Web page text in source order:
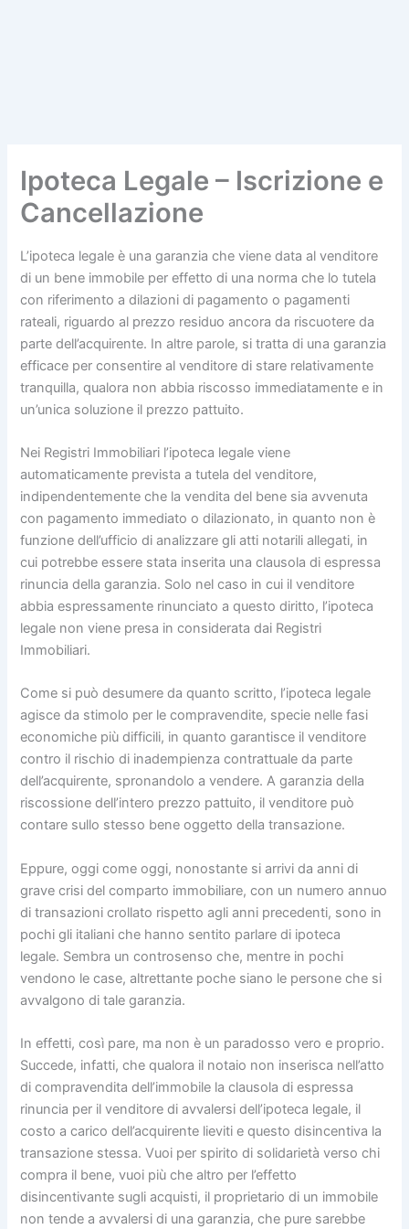
Ipoteca Legale – Iscrizione e
Cancellazione
L’ipoteca legale è una garanzia che viene data al venditore
di un bene immobile per effetto di una norma che lo tutela
con riferimento a dilazioni di pagamento o pagamenti
rateali, riguardo al prezzo residuo ancora da riscuotere da
parte dell’acquirente. In altre parole, si tratta di una garanzia
efficace per consentire al venditore di stare relativamente
tranquilla, qualora non abbia riscosso immediatamente e in
un’unica soluzione il prezzo pattuito.
Nei Registri Immobiliari l’ipoteca legale viene
automaticamente prevista a tutela del venditore,
indipendentemente che la vendita del bene sia avvenuta
con pagamento immediato o dilazionato, in quanto non è
funzione dell’ufficio di analizzare gli atti notarili allegati, in
cui potrebbe essere stata inserita una clausola di espressa
rinuncia della garanzia. Solo nel caso in cui il venditore
abbia espressamente rinunciato a questo diritto, l’ipoteca
legale non viene presa in considerata dai Registri
Immobiliari.
Come si può desumere da quanto scritto, l’ipoteca legale
agisce da stimolo per le compravendite, specie nelle fasi
economiche più difficili, in quanto garantisce il venditore
contro il rischio di inadempienza contrattuale da parte
dell’acquirente, spronandolo a vendere. A garanzia della
riscossione dell’intero prezzo pattuito, il venditore può
contare sullo stesso bene oggetto della transazione.
Eppure, oggi come oggi, nonostante si arrivi da anni di
grave crisi del comparto immobiliare, con un numero annuo
di transazioni crollato rispetto agli anni precedenti, sono in
pochi gli italiani che hanno sentito parlare di ipoteca
legale. Sembra un controsenso che, mentre in pochi
vendono le case, altrettante poche siano le persone che si
avvalgono di tale garanzia.
In effetti, così pare, ma non è un paradosso vero e proprio.
Succede, infatti, che qualora il notaio non inserisca nell’atto
di compravendita dell’immobile la clausola di espressa
rinuncia per il venditore di avvalersi dell’ipoteca legale, il
costo a carico dell’acquirente lieviti e questo disincentiva la
transazione stessa. Vuoi per spirito di solidarietà verso chi
compra il bene, vuoi più che altro per l’effetto
disincentivante sugli acquisti, il proprietario di un immobile
non tende a avvalersi di una garanzia, che pure sarebbe